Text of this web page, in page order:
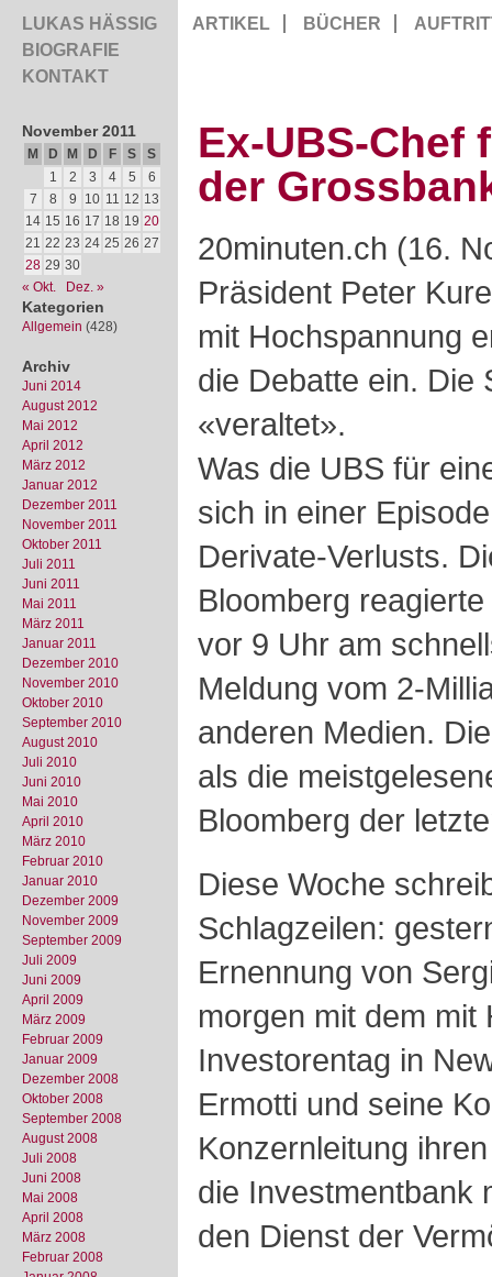
LUKAS HÄSSIG
BIOGRAFIE
KONTAKT
ARTIKEL BÜCHER
November 2011
M D M D F S
S
1
2 3 4 5
6
7
8 9 10 11 12 13
14 15 16 17 18 19 20
21 22 23 24 25 26 27
28 29 30
« Okt.
Dez. »
Kategorien
Allgemein (428)
Archiv
Juni 2014
August 2012
Mai 2012
April 2012
März 2012
Januar 2012
Dezember 2011
November 2011
Oktober 2011
Juli 2011
Juni 2011
Mai 2011
März 2011
Januar 2011
Dezember 2010
November 2010
Oktober 2010
September 2010
August 2010
Juli 2010
Juni 2010
Mai 2010
April 2010
März 2010
Februar 2010
Januar 2010
Dezember 2009
November 2009
September 2009
Juli 2009
Juni 2009
April 2009
März 2009
Februar 2009
Januar 2009
Dezember 2008
Oktober 2008
September 2008
August 2008
Juli 2008
Juni 2008
Mai 2008
April 2008
März 2008
Februar 2008
Ex-UBS-Chef
der
20minuten.ch (16.
Präsident Peter
mit Hochspannung
die Debatte ein. Die
«veraltet».
Was die UBS für
sich in einer
Derivate-Verlusts.
Bloomberg
vor 9 Uhr am
Meldung vom 2-
anderen Medien.
als die
Bloomberg der
Diese Woche
Schlagzeilen:
Ernennung von
morgen mit dem
Investorentag in
Ermotti und seine
Konzernleitung
die Investmentbank
den Dienst der